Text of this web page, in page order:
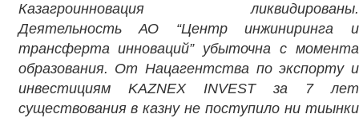
Казагроинновация ликвидированы.
Деятельность АО “Центр инжиниринга и
трансферта инноваций” убыточна с момента
образования. От Нацагентства по экспорту и
инвестициям KAZNEX INVEST за 7 лет
существования в казну не поступило ни тиынки